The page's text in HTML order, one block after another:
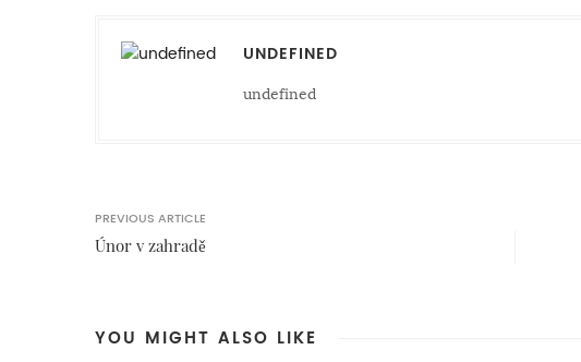
UNDEFINED
undefined
PREVIOUS ARTICLE
Únor v zahradě
YOU MIGHT ALSO LIKE